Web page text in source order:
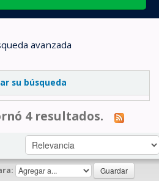
avanzada
su búsqueda
4 resultados.